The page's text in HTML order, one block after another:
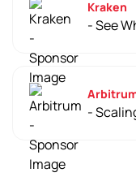
Kraken
- See
-